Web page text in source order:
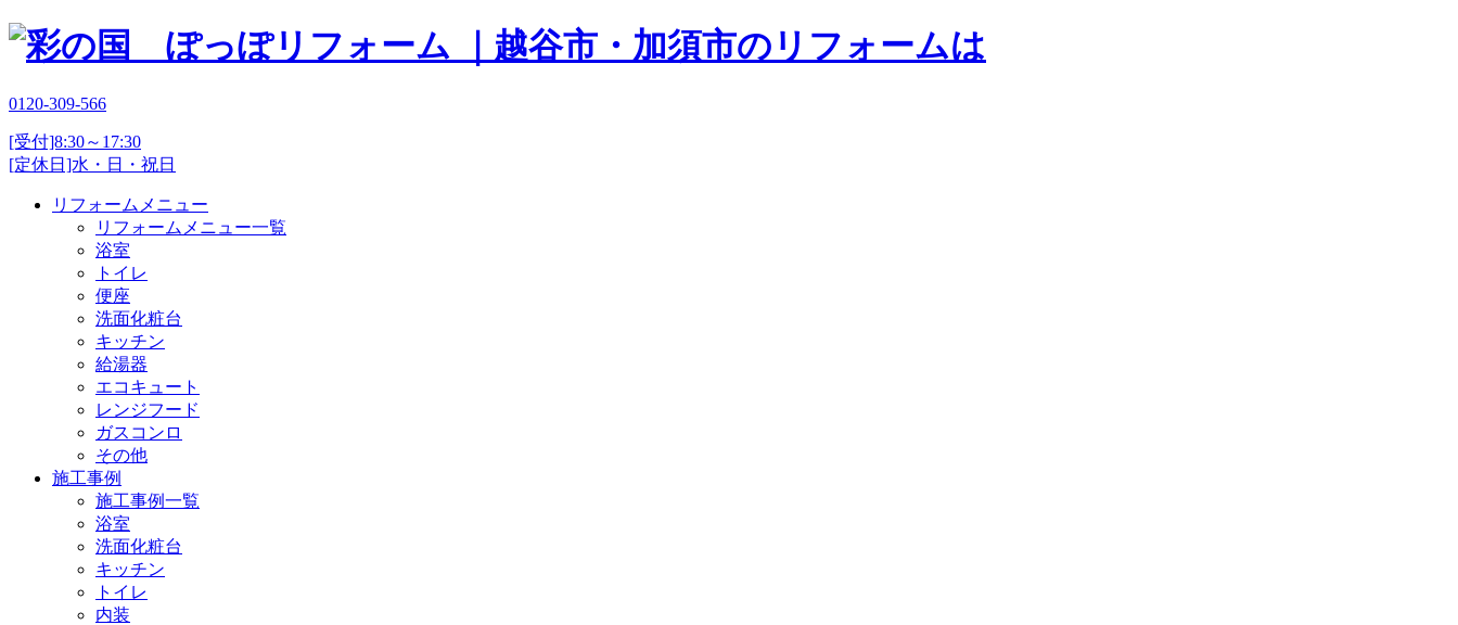
0120-309-566
[受付]8:30～17:30
[定休日]水・日・祝日
リフォームメニュー
リフォームメニュー一覧
浴室
トイレ
便座
洗面化粧台
キッチン
給湯器
エコキュート
レンジフード
ガスコンロ
その他
施工事例
施工事例一覧
浴室
洗面化粧台
キッチン
トイレ
内装